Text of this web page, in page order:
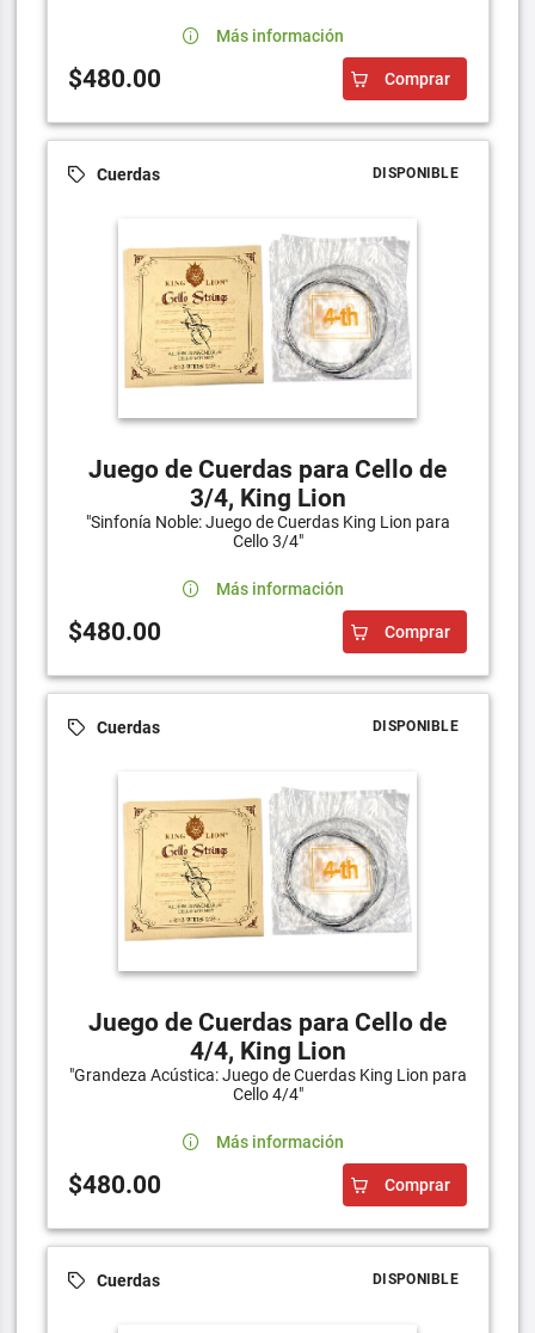
Más información
$480.00 Comprar
Cuerdas DISPONIBLE
Juego de Cuerdas para Cello de
3/4, King Lion
"Sinfonía Noble: Juego de Cuerdas King Lion para
Cello 3/4"
Más información
$480.00 Comprar
Cuerdas DISPONIBLE
Juego de Cuerdas para Cello de
4/4, King Lion
"Grandeza Acústica: Juego de Cuerdas King Lion para
Cello 4/4"
Más información
$480.00 Comprar
Cuerdas DISPONIBLE